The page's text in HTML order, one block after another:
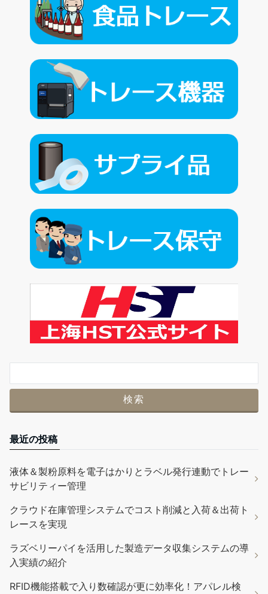
最近の投稿
液体＆製粉原料を電子はかりとラベル発行連動でトレー
サビリティー管理
クラウド在庫管理システムでコスト削減と入荷＆出荷ト
レースを実現
ラズベリーパイを活用した製造データ収集システムの導
入実績の紹介
RFID機能搭載で入り数確認が更に効率化！アパレル検